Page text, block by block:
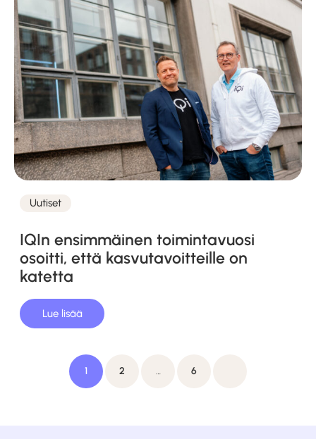
Uutiset
IQIn ensimmäinen toimintavuosi
osoitti, että kasvutavoitteille on
katetta
Lue lisää
Artikkelien1 2 … 6